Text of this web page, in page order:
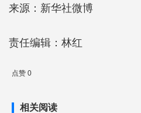
来源：新华社微博
责任编辑：林红
点赞 0
相关阅读